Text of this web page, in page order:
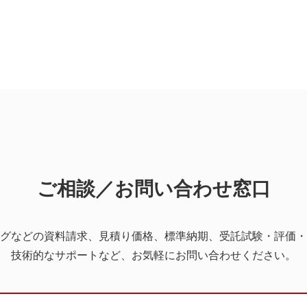
ご相談／お問い合わせ窓口
などの資料請求、見積り価格、標準納期、受託試験・評価
技術的なサポートなど、お気軽にお問い合わせください。